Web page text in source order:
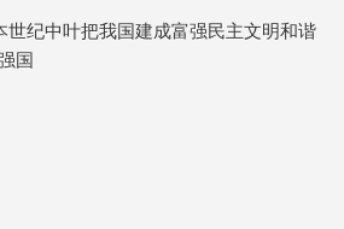
纪中叶把我国建成富强民主文明和谐
国